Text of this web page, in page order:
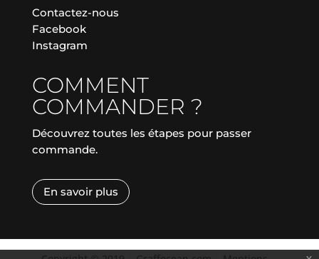
Contactez-nous
Facebook
Instagram
COMMENT
COMMANDER ?
Découvrez toutes les étapes pour passer
commande.
En savoir plus